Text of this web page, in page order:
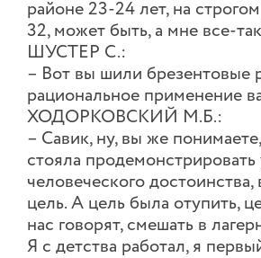
районе 23-24 лет, на
32, может быть, а мне все-
ШУСТЕР С.:
– Вот вы шили брезентовые
рациональное применение
ХОДОРКОВСКИЙ М.Б.:
– Савик, ну, вы же
стояла
человеческого
цель. А цель была отупить,
нас говорят, смешать в
Я с детства работал, я